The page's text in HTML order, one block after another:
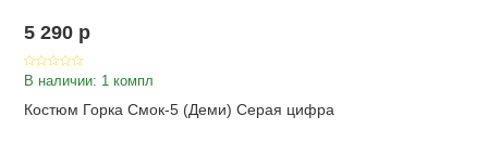
5 290 p
В наличии: 1 компл
Костюм Горка Смок-5 (Деми) Серая цифра